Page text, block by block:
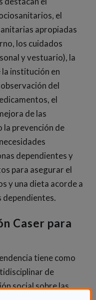
el
apropiadas
los cuidados
y vestuario), la
institución en
del
el
de las
la prevención de
dependientes y
para asegurar el
y una dieta acorde a
dependientes.
Caser para
tiene como
de
social sobre las